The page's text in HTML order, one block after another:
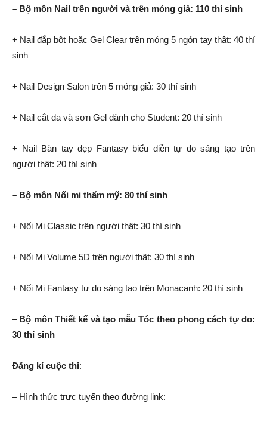
– Bộ môn Nail trên người và trên móng giả: 110 thí sinh
+ Nail đắp bột hoặc Gel Clear trên móng 5 ngón tay thật: 40 thí
sinh
+ Nail Design Salon trên 5 móng giả: 30 thí sinh
+ Nail cắt da và sơn Gel dành cho Student: 20 thí sinh
+ Nail Bàn tay đẹp Fantasy biểu diễn tự do sáng tạo trên
người thật: 20 thí sinh
– Bộ môn Nối mi thẩm mỹ: 80 thí sinh
+ Nối Mi Classic trên người thật: 30 thí sinh
+ Nối Mi Volume 5D trên người thật: 30 thí sinh
+ Nối Mi Fantasy tự do sáng tạo trên Monacanh: 20 thí sinh
– Bộ môn Thiết kế và tạo mẫu Tóc theo phong cách tự do:
30 thí sinh
Đăng kí cuộc thi:
– Hình thức trực tuyến theo đường link: